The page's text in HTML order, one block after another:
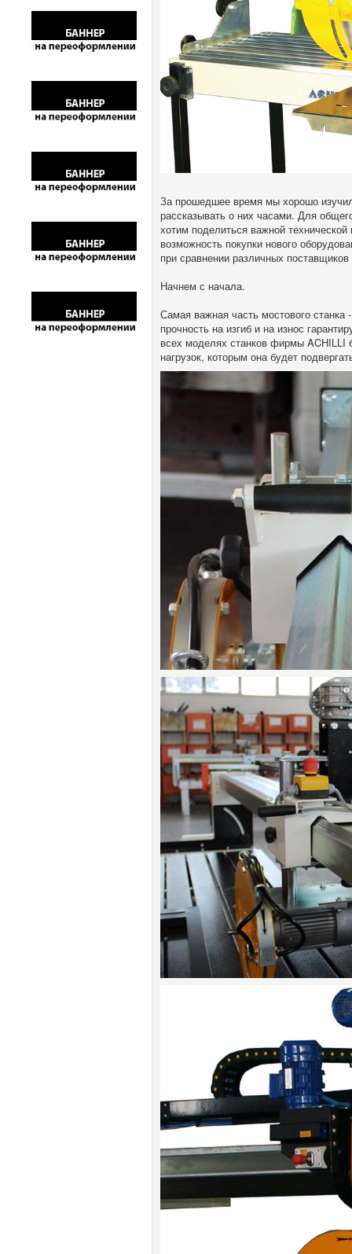
За прошедшее время мы хорошо
рассказывать о них часами. Для
хотим поделиться важной
возможность покупки нового
при сравнении различных
Начнем с начала.
Самая важная часть мостового
прочность на изгиб и на износ
всех моделях станков фирмы ACHILLI
нагрузок, которым она будет